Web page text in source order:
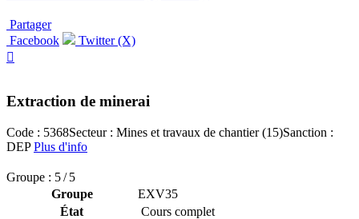
Partager
Facebook
Twitter (X)

Extraction de minerai
Code : 5368Secteur : Mines et travaux de chantier (15)Sanction :
DEPPlus d'info
Groupe : 5 / 5
Groupe
EXV35
État
Cours complet